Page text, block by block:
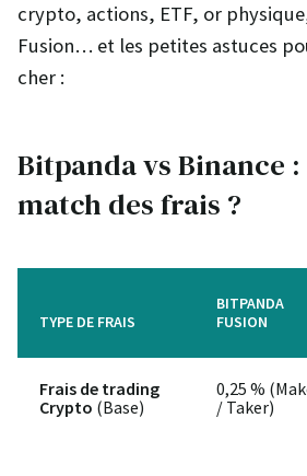
crypto, actions, ETF, or
Fusion… et les petites astuces
cher :
Bitpanda vs Binance
match des frais ?
TYPE DE FRAIS
BITPANDA
FUSION
Frais de trading
Crypto (Base)
0,25 %
/ Taker)